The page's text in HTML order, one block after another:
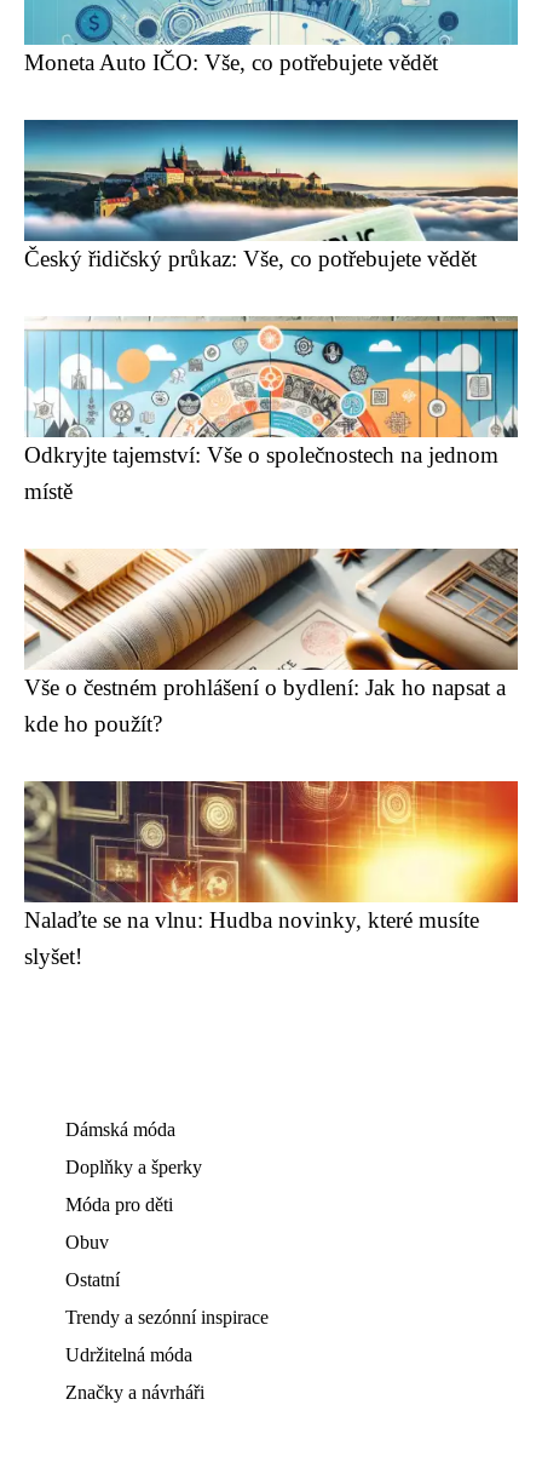
Moneta Auto IČO: Vše, co potřebujete vědět
Český řidičský průkaz: Vše, co potřebujete vědět
Odkryjte tajemství: Vše o společnostech na jednom
místě
Vše o čestném prohlášení o bydlení: Jak ho napsat a
kde ho použít?
Nalaďte se na vlnu: Hudba novinky, které musíte
slyšet!
Dámská móda
Doplňky a šperky
Móda pro děti
Obuv
Ostatní
Trendy a sezónní inspirace
Udržitelná móda
Značky a návrháři